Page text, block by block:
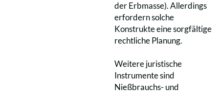
der Erbmasse). Allerdings
erfordern solche
Konstrukte eine sorgfältige
rechtliche Planung.
Weitere juristische
Instrumente sind
Nießbrauchs- und